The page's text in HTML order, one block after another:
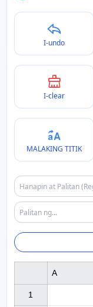
I-undo
I-clear
MALAKING TITIK
1
A